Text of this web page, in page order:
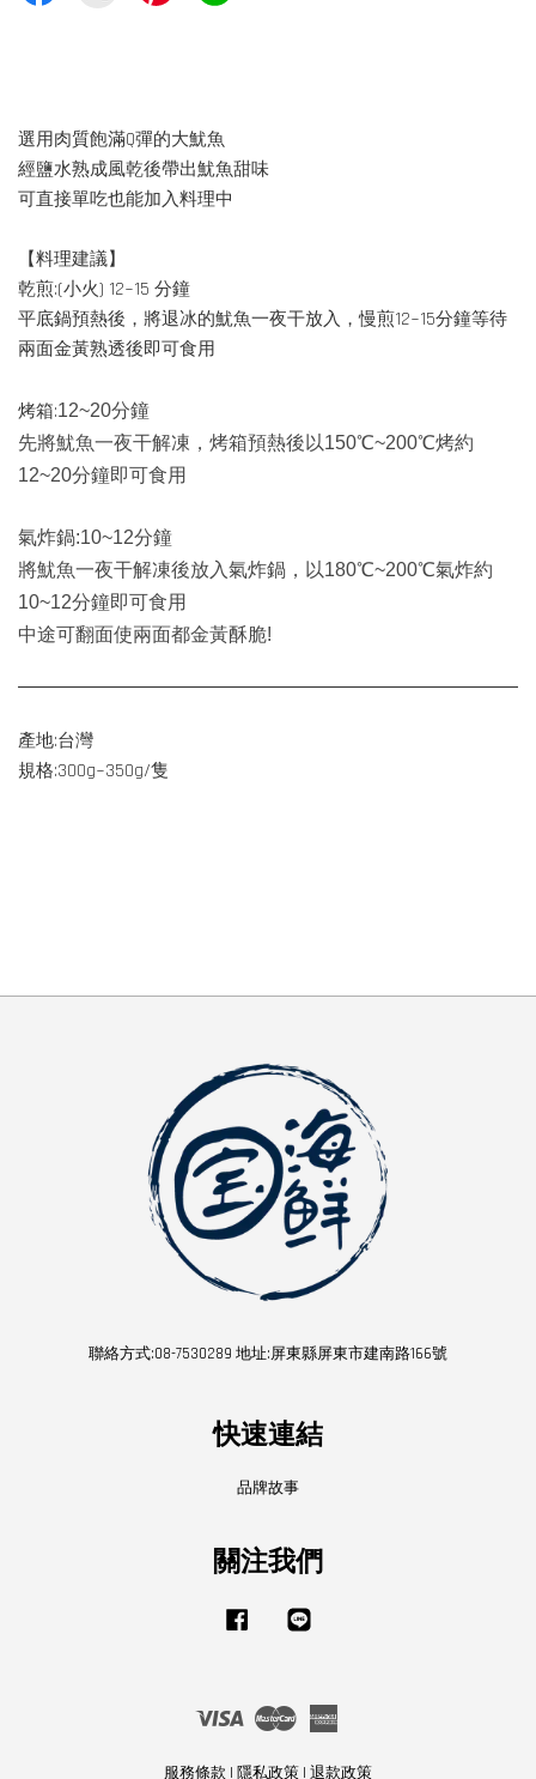
選用肉質飽滿Q彈的大魷魚
經鹽水熟成風乾後帶出魷魚甜味
可直接單吃也能加入料理中
【料理建議】
乾煎:(小火) 12~15 分鐘
平底鍋預熱後，將退冰的魷魚一夜干放入，慢煎12~15分鐘等待
兩面金黃熟透後即可食用
烤箱:12~20分鐘
先將魷魚一夜干解凍，烤箱預熱後以150℃~200℃烤約
12~20分鐘即可食用
氣炸鍋:10~12分鐘
將魷魚一夜干解凍後放入氣炸鍋，以180℃~200℃氣炸約
10~12分鐘即可食用
中途可翻面使兩面都金黃酥脆!
產地:台灣
規格:300g~350g/隻
聯絡方式:08-7530289 地址:屏東縣屏東市建南路166號
快速連結
品牌故事
關注我們
Facebook
Visa Master
服務條款 | 隱私政策 | 退款政策